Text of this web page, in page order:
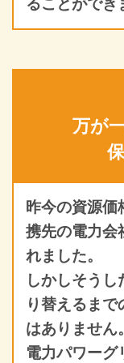
万が
昨今の資源価
携先の電力会
れました。
しかしそう
り替えるまで
はありません
電力パワーグ